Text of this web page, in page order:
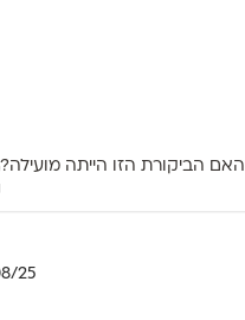
האם הביקורת הזו הייתה מועילה?
25